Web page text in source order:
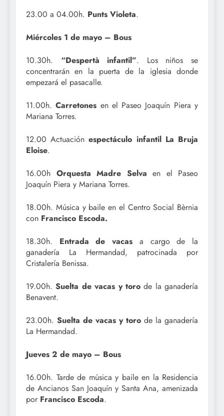
23.00 a 04.00h. Punts Violeta.
Miércoles 1 de mayo – Bous
10.30h. “Despertà infantil”. Los niños se
concentrarán en la puerta de la iglesia donde
empezará el pasacalle.
11.00h.Carretones en el Paseo Joaquín Piera y
Mariana Torres.
12.00 Actuaciónespectáculo infantil La Bruja
Eloise.
16.00h Orquesta Madre Selva en el Paseo
Joaquín Piera y Mariana Torres.
18.00h. Música y baile en el Centro Social Bèrnia
con Francisco Escoda.
18.30h. Entrada de vacas a cargo de la
ganadería La Hermandad, patrocinada por
Cristalería Benissa.
19.00h.Suelta de vacas y torode la ganadería
Benavent.
23.00h. Suelta de vacas y toro de la ganadería
La Hermandad.
Jueves 2 de mayo – Bous
16.00h. Tarde de música y baile en la Residencia
de Ancianos San Joaquín y Santa Ana, amenizada
por Francisco Escoda.